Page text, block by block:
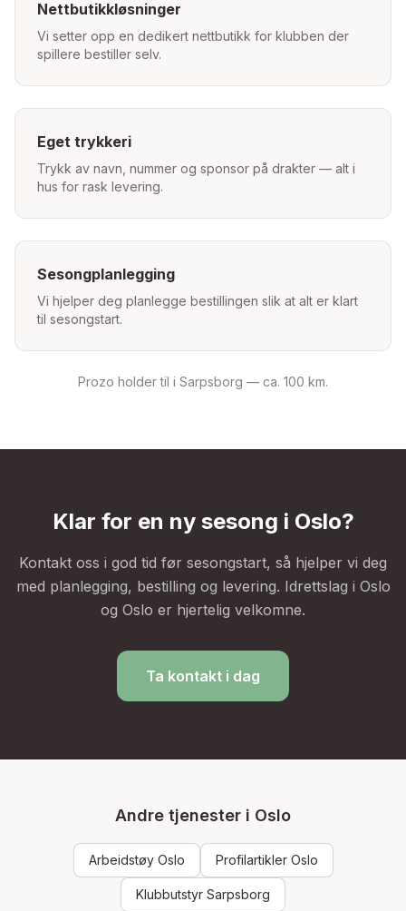
Nettbutikkløsninger
Vi setter opp en dedikert nettbutikk for klubben der
spillere bestiller selv.
Eget trykkeri
Trykk av navn, nummer og sponsor på drakter — alt i
hus for rask levering.
Sesongplanlegging
Vi hjelper deg planlegge bestillingen slik at alt er klart
til sesongstart.
Prozo holder til i Sarpsborg — ca. 100 km.
Klar for en ny sesong i Oslo?
Kontakt oss i god tid før sesongstart, så hjelper vi deg
med planlegging, bestilling og levering. Idrettslag i Oslo
og Oslo er hjertelig velkomne.
Ta kontakt i dag
Andre tjenester i Oslo
Arbeidstøy Oslo Profilartikler Oslo
Klubbutstyr Sarpsborg